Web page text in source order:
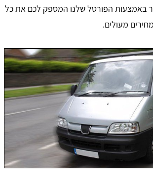
באמצעות הפורטל שלנו המספק לכם את כל
מעולים.